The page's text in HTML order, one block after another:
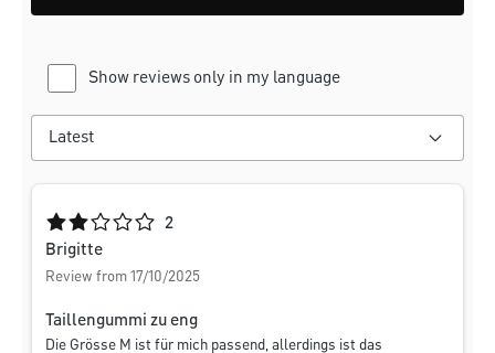
Show reviews only in my language
Average rating of 2 out of 5 stars
2
Brigitte
Review from 17/10/2025
Taillengummi zu eng
Die Grösse M ist für mich passend, allerdings ist das